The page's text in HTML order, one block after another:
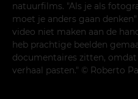
natuurfilms. "Als je als
moet je anders gaan
video niet maken aan de
heb prachtige beelden
documentaires zitten,
verhaal pasten." © Roberto